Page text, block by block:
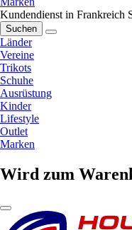
Kundendienst in Frankreich
Suchen
Länder
Vereine
Trikots
Schuhe
Ausrüstung
Kinder
Lifestyle
Outlet
Marken
Wird zum